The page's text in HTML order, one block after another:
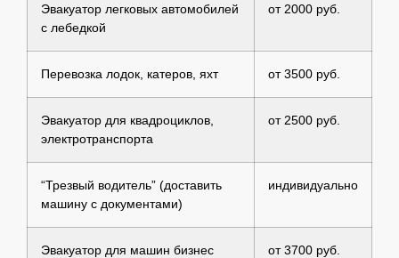
Эвакуатор легковых автомобилей
с лебедкой
от 2000 руб.
Перевозка лодок, катеров, яхт от 3500 руб.
Эвакуатор для квадроциклов,
электротранспорта
от 2500 руб.
“Трезвый водитель” (доставить
машину с документами)
индивидуально
Эвакуатор для машин бизнес
от 3700 руб.